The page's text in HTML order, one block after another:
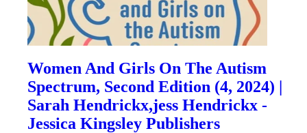
Women And Girls On The Autism
Spectrum, Second Edition (4, 2024) |
Sarah Hendrickx,jess Hendrickx -
Jessica Kingsley Publishers